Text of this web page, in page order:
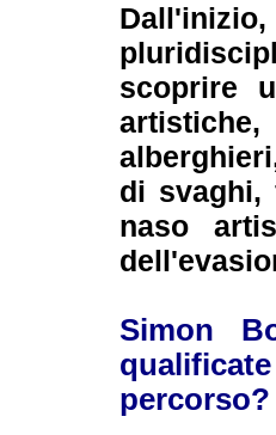
scoprire
di svaghi,
naso
Simon
percorso?